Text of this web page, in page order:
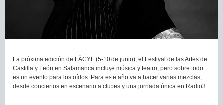
La próxima edición de FÀCYL (5-10 de junio), el Festival de las Artes de
Castilla y León en Salamanca incluye música y teatro, pero sobre todo
es un evento para los oídos. Para este año va a hacer varias mezclas,
desde conciertos en escenario a clubes y una jornada única en Radio3.